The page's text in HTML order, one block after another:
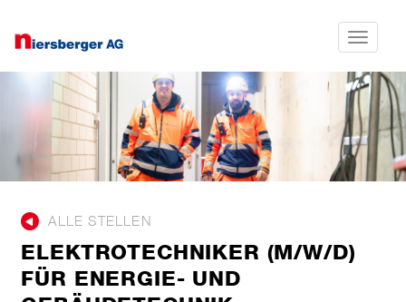
Toggle
ALLE STELLEN
ELEKTROTECHNIKER (M/W/D)
FÜR ENERGIE- UND